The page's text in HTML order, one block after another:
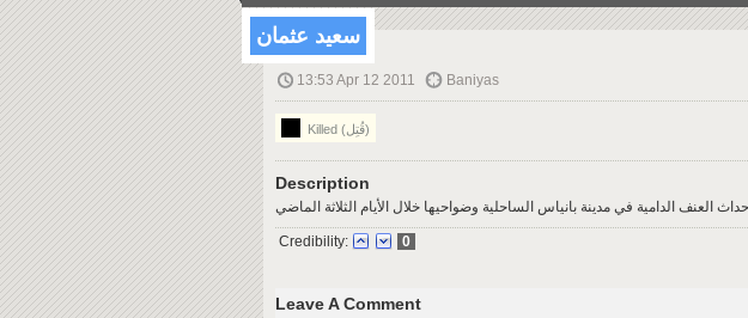
سعيد عثمان
13:53 Apr 12 2011 Baniyas
Killed (قُتِل)
Description
العنف الدامية في مدينة بانياس الساحلية وضواحيها خلال الأيام الثلاثة الماضي
Credibility: 0
Leave A Comment